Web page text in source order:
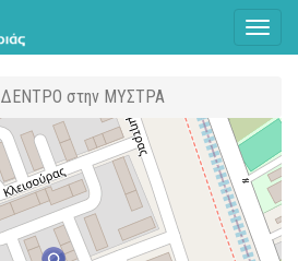
ΔΕΝΤΡΟ στην ΜΥΣΤΡΑ